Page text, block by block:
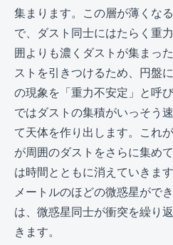
集まります。この層が薄くな
で、ダスト同士にはたらく重
囲よりも濃くダストが集まっ
ストを引きつけるため、円盤
の現象を「重力不安定」と呼
ではダストの集積がいっそう
て天体を作り出します。これ
が周囲のダストをさらに集め
は時間とともに消えていきま
メートルのほどの微惑星がで
は、微惑星同士が衝突を繰り
きます。